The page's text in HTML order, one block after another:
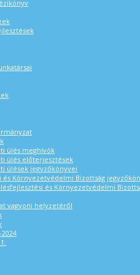
ülés meghívók
ülés előterjesztések
ülések jegyzőkönyvei
és Környezetvédelmi Bizottság
és Környezetvédelmi
vagyoni helyzetéről